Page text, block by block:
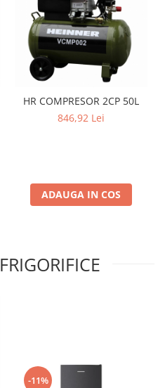
HR COMPRESOR 2CP 50L
846,92 Lei
ADAUGA IN COS
-11%